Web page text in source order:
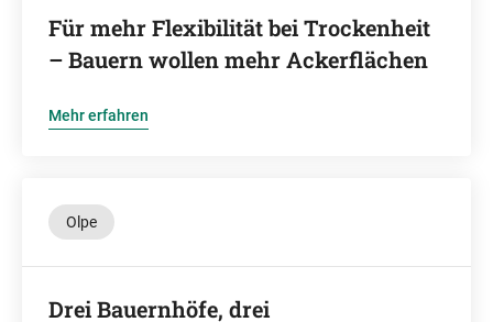
Für mehr Flexibilität bei Trockenheit
– Bauern wollen mehr Ackerflächen
Mehr erfahren
Olpe
Drei Bauernhöfe, drei